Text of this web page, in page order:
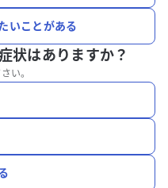
いことがある
状はありますか？
い。